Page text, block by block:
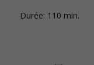
Durée: 110 min.